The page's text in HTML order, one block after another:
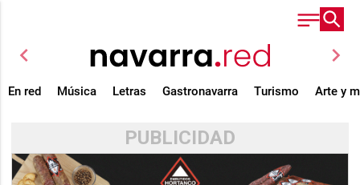
chevron_left chevron_right
En red Música Letras Gastronavarra Turismo Arte y
PUBLICIDAD